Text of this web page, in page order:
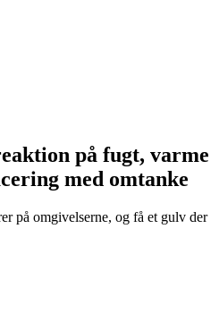
på fugt, varme
med omtanke
på omgivelserne, og få et gulv der